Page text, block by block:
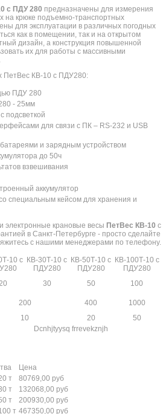
с ПДУ 280 предназначены для измерения
на крюке подъемно-транспортных
для эксплуатации в различных погодных
как в помещении, так и на открытом
дизайн, а конструкция повышенной
их для работы с массивными
ПетВес КВ-10 с ПДУ280:
ПДУ 280
- 25мм
подсветкой
для связи с ПК – RS-232 и USB
и зарядным устройством
до 50ч
взвешивания
аккумулятор
специальным кейсом для хранения и
электронные крановые весы ПетВес КВ-10 с
в Санкт-Петербурге - просто сделайте
с нашими менеджерами по телефону.
10 с КВ-30Т-10 с
ПДУ280
КВ-50Т-10 с
ПДУ280
КВ-100Т-10 с
ПДУ280
30 50
100
200 400
1000
10 20
50
Dcnhjtyysq frrevekznjh
Цена
т 80769,00 руб
т 132068,00 руб
т 200930,00 руб
т 467350,00 руб